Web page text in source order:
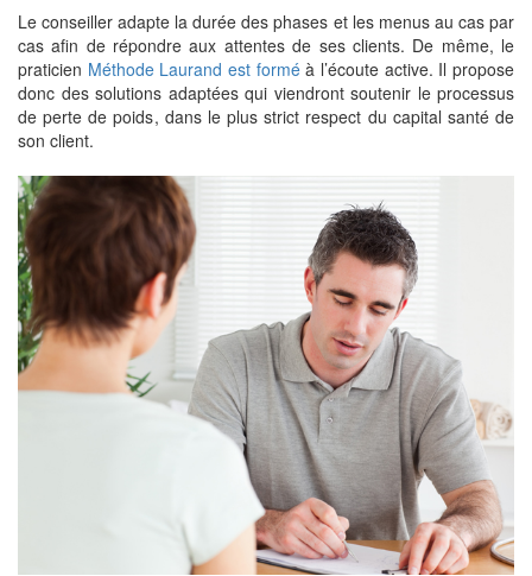
Le conseiller adapte la durée des phases et les menus au cas par
cas afin de répondre aux attentes de ses clients. De même, le
praticien Méthode Laurand est forméà l’écoute active. Il propose
donc des solutions adaptées qui viendront soutenir le processus
de perte de poids, dans le plus strict respect du capital santé de
son client.